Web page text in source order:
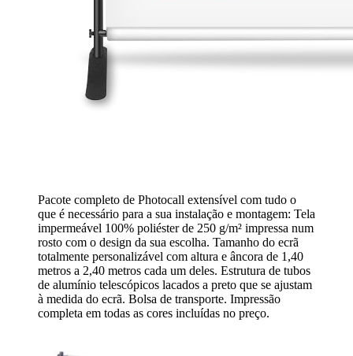
Pacote completo de Photocall extensível com tudo o
que é necessário para a sua instalação e montagem: Tela
impermeável 100% poliéster de 250 g/m² impressa num
rosto com o design da sua escolha. Tamanho do ecrã
totalmente personalizável com altura e âncora de 1,40
metros a 2,40 metros cada um deles. Estrutura de tubos
de alumínio telescópicos lacados a preto que se ajustam
à medida do ecrã. Bolsa de transporte. Impressão
completa em todas as cores incluídas no preço.